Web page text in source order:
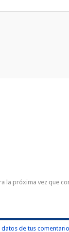
la próxima vez que
de tus